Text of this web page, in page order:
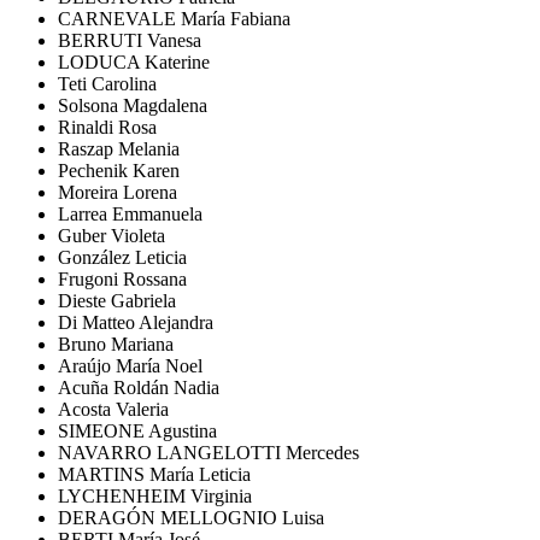
CARNEVALE María Fabiana
BERRUTI Vanesa
LODUCA Katerine
Teti Carolina
Solsona Magdalena
Rinaldi Rosa
Raszap Melania
Pechenik Karen
Moreira Lorena
Larrea Emmanuela
Guber Violeta
González Leticia
Frugoni Rossana
Dieste Gabriela
Di Matteo Alejandra
Bruno Mariana
Araújo María Noel
Acuña Roldán Nadia
Acosta Valeria
SIMEONE Agustina
NAVARRO LANGELOTTI Mercedes
MARTINS María Leticia
LYCHENHEIM Virginia
DERAGÓN MELLOGNIO Luisa